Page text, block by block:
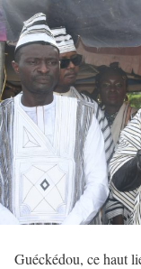
Guéckédou, ce haut